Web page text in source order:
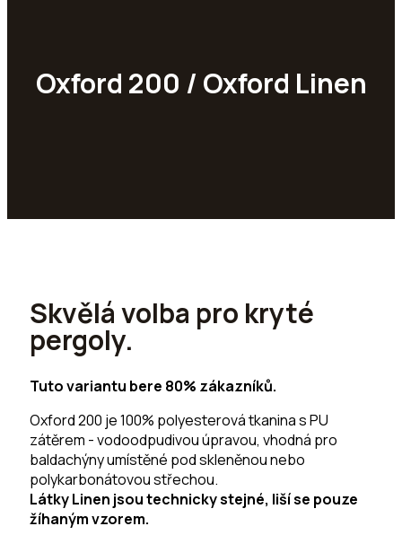
Oxford 200 / Oxford Linen
Skvělá volba pro kryté
pergoly.
Tuto variantu bere 80% zákazníků.
Oxford 200 je 100% polyesterová tkanina s PU
zátěrem - vodoodpudivou úpravou, vhodná pro
baldachýny umístěné pod skleněnou nebo
polykarbonátovou střechou.
Látky Linen jsou technicky stejné, liší se pouze
žíhaným vzorem.